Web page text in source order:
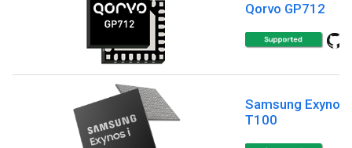
Qorvo GP712
Samsung Exynos
T100